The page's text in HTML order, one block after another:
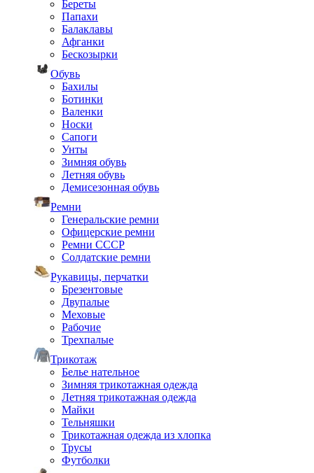
Береты
Папахи
Балаклавы
Афганки
Бескозырки
Обувь
Бахилы
Ботинки
Валенки
Носки
Сапоги
Унты
Зимняя обувь
Летняя обувь
Демисезонная обувь
Ремни
Генеральские ремни
Офицерские ремни
Ремни СССР
Солдатские ремни
Рукавицы, перчатки
Брезентовые
Двупалые
Меховые
Рабочие
Трехпалые
Трикотаж
Белье нательное
Зимняя трикотажная одежда
Летняя трикотажная одежда
Майки
Тельняшки
Трикотажная одежда из хлопка
Трусы
Футболки